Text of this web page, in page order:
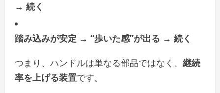
→ 続く
踏み込みが安定 → “歩いた感”が出る → 続く
つまり、ハンドルは単なる部品ではなく、 継続
率を上げる装置です。